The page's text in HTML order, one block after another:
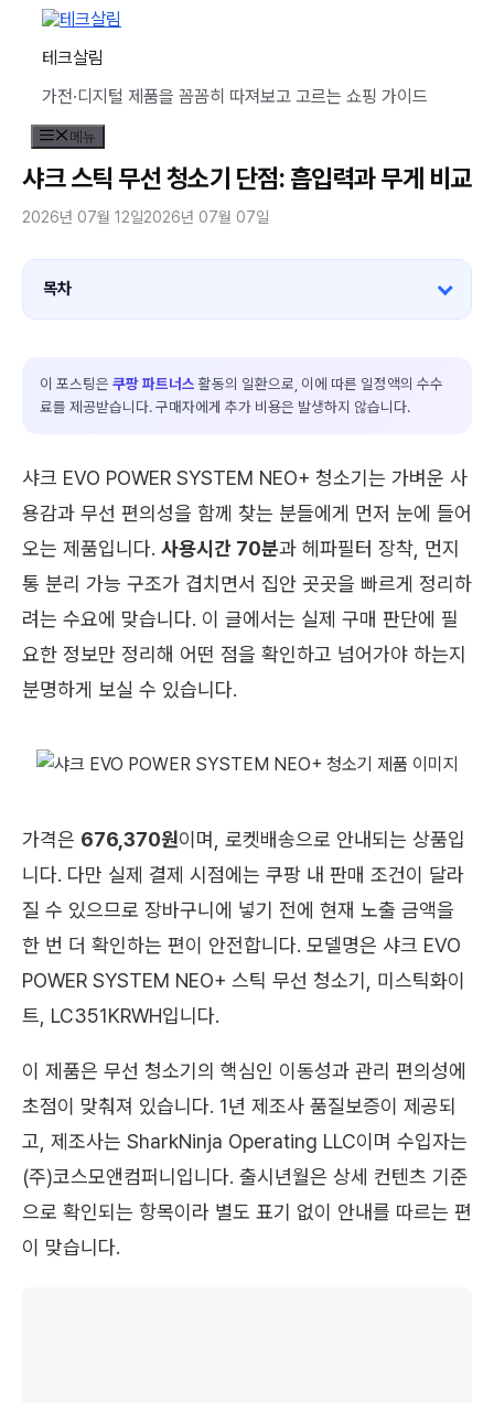
테크살림
가전·디지털 제품을 꼼꼼히 따져보고 고르는 쇼핑 가이드
메뉴
샤크 스틱 무선 청소기 단점: 흡입력과 무게 비교
2026년 07월 12일2026년 07월 07일
목차
이 포스팅은 쿠팡 파트너스 활동의 일환으로, 이에 따른 일정액의 수수
료를 제공받습니다. 구매자에게 추가 비용은 발생하지 않습니다.
샤크 EVO POWER SYSTEM NEO+ 청소기는 가벼운 사
용감과 무선 편의성을 함께 찾는 분들에게 먼저 눈에 들어
오는 제품입니다. 사용시간 70분과 헤파필터 장착, 먼지
통 분리 가능 구조가 겹치면서 집안 곳곳을 빠르게 정리하
려는 수요에 맞습니다. 이 글에서는 실제 구매 판단에 필
요한 정보만 정리해 어떤 점을 확인하고 넘어가야 하는지
분명하게 보실 수 있습니다.
가격은 676,370원이며, 로켓배송으로 안내되는 상품입
니다. 다만 실제 결제 시점에는 쿠팡 내 판매 조건이 달라
질 수 있으므로 장바구니에 넣기 전에 현재 노출 금액을
한 번 더 확인하는 편이 안전합니다. 모델명은 샤크 EVO
POWER SYSTEM NEO+ 스틱 무선 청소기, 미스틱화이
트, LC351KRWH입니다.
이 제품은 무선 청소기의 핵심인 이동성과 관리 편의성에
초점이 맞춰져 있습니다. 1년 제조사 품질보증이 제공되
고, 제조사는 SharkNinja Operating LLC이며 수입자는
(주)코스모앤컴퍼니입니다. 출시년월은 상세 컨텐츠 기준
으로 확인되는 항목이라 별도 표기 없이 안내를 따르는 편
이 맞습니다.